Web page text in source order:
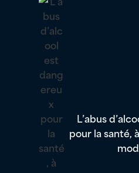
L’abus
pour la santé,